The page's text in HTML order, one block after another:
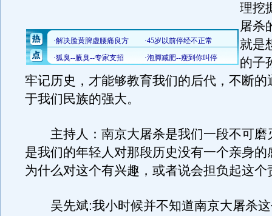
理挖
屠杀
就是
的子
牢记历史，才能够教育我们的后代，不断的
于我们民族的强大。
主持人：南京大屠杀是我们一段不可磨
是我们的年轻人对那段历史没有一个亲身的
为什么对这个有兴趣，或者说会担负起这个
吴先斌:我小时候并不知道南京大屠杀这